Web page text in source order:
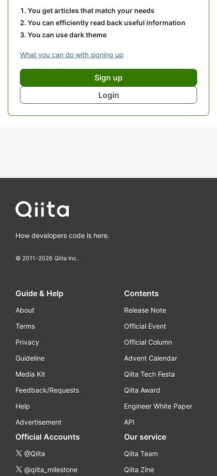
You get articles that match your needs
You can efficiently read back useful information
You can use dark theme
What you can do with signing up
Sign up
Login
How developers code is here.
© 2011-2026 Qiita Inc.
Guide & Help
About
Terms
Privacy
Guideline
Media Kit
Feedback/Requests
Help
Advertisement
Contents
Release Note
Official Event
Official Column
Advent Calendar
Qiita Tech Festa
Qiita Award
Engineer White Paper
API
Official Accounts
@Qiita
@qiita_milestone
Our service
Qiita Team
Qiita Zine